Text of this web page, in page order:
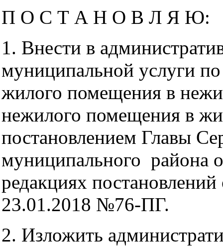
П О С Т А Н О В Л Я Ю:
1. Внести в
муниципальной услуги
жилого помещения в
нежилого помещения в
постановлением Главы
муниципального района
редакциях
23.01.2018 №76-ПГ.
2. Изложить